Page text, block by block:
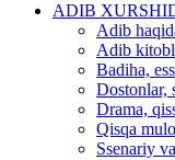
ADIB
Adib
Adib
Badiha,
Dostonlar,
Drama,
Qisqa
Ssenariy